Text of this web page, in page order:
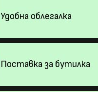
Удобна облегалка
Поставка за бутилка